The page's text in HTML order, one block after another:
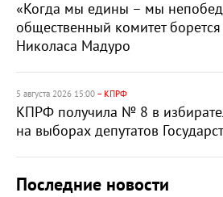
«Когда мы едины – мы
общественный комитет
Николаса Мадуро
5 августа 2026 15:00 – КПРФ
КПРФ получила № 8 в
на выборах депутатов
Последние новости